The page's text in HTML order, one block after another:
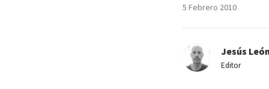
5 Febrero 2010
Jesús
Editor